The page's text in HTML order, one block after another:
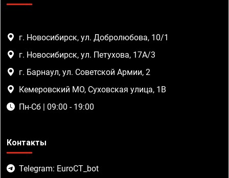
г. Новосибирск, ул. Добролюбова, 10/1
г. Новосибирск, ул. Петухова, 17А/3
г. Барнаул, ул. Советской Армии, 2
Кемеровский МО, Суховская улица, 1В
Пн-Сб | 09:00 - 19:00
Контакты
Telegram: EuroCT_bot